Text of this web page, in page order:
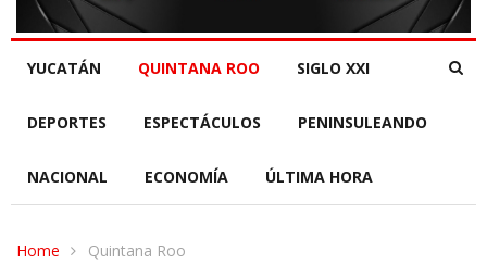
YUCATÁN QUINTANA ROO SIGLO XXI
DEPORTES ESPECTÁCULOS PENINSULEANDO
NACIONAL ECONOMÍA ÚLTIMA HORA
Home Quintana Roo